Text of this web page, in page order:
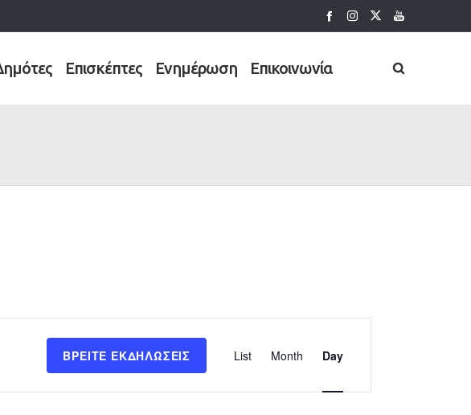
Επισκέπτες Ενημέρωση Επικοινωνία
ΒΡΕΊΤΕ ΕΚΔΗΛΏΣΕΙΣ
Views
Navigation
List Month Day